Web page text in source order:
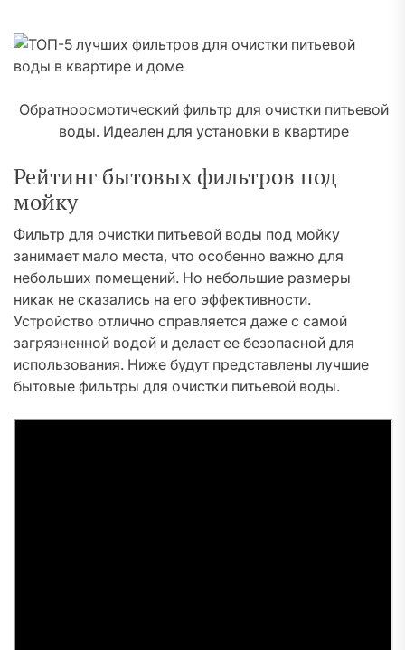
Обратноосмотический фильтр для очистки питьевой
воды. Идеален для установки в квартире
Рейтинг бытовых фильтров под
мойку
Фильтр для очистки питьевой воды под мойку
занимает мало места, что особенно важно для
небольших помещений. Но небольшие размеры
никак не сказались на его эффективности.
Устройство отлично справляется даже с самой
загрязненной водой и делает ее безопасной для
использования. Ниже будут представлены лучшие
бытовые фильтры для очистки питьевой воды.